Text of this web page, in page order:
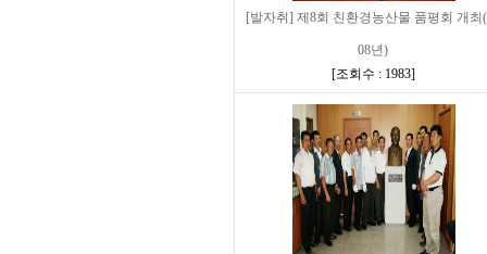
[발자취] 제8회 친환경농산물 품평회 개최
08년)
[조회수 : 1983]